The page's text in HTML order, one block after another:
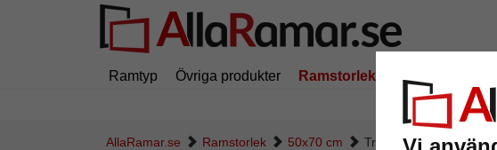
Ramtyp Övriga produkter Ramstorlek
195 kr i
AllaRamar.se Ramstorlek 50x70 cm Träram Lily